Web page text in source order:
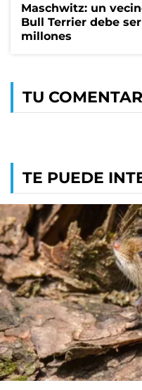
Maschwitz: un
Bull Terrier debe
millones
TU
TE PUEDE